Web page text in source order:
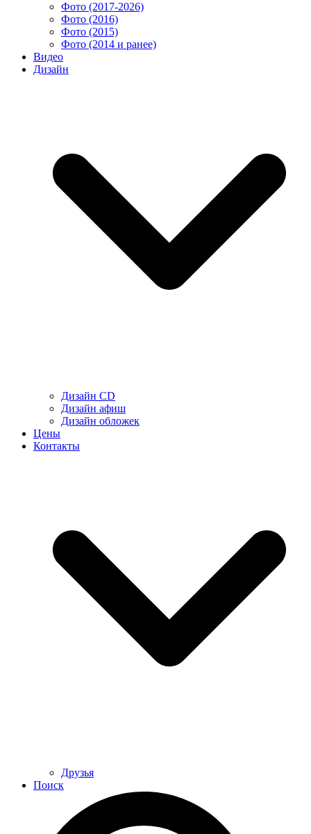
Фото (2017-2026)
Фото (2016)
Фото (2015)
Фото (2014 и ранее)
Видео
Дизайн
Дизайн CD
Дизайн афиш
Дизайн обложек
Цены
Контакты
Друзья
Поиск